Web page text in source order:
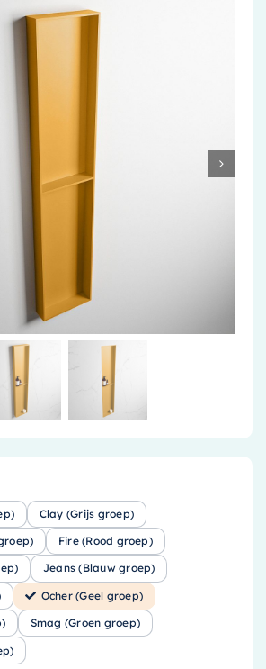
Clay (Grijs groep)
Fire (Rood groep)
Jeans (Blauw groep)
Ocher (Geel groep)
Smag (Groen groep)